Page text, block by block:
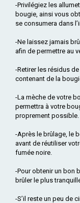
-Privilégiez les
bougie, ainsi vous
se consumera dans
-Ne laissez jamais
afin de permettre au
-Retirer les résidus
contenant de la
-La mèche de votre
permettra à votre
proprement possible.
-Après le brûlage, le
avant de réutiliser
fumée noire.
-Pour obtenir un bon
brûler le plus
-S’il reste un peu de